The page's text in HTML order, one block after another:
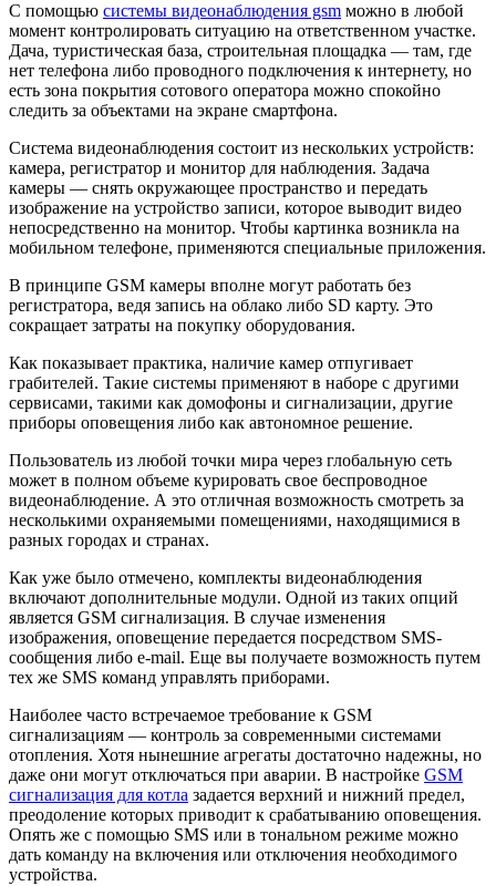
С помощью системы видеонаблюдения gsm можно в любой
момент контролировать ситуацию на ответственном участке.
Дача, туристическая база, строительная площадка — там, где
нет телефона либо проводного подключения к интернету, но
есть зона покрытия сотового оператора можно спокойно
следить за объектами на экране смартфона.
Система видеонаблюдения состоит из нескольких устройств:
камера, регистратор и монитор для наблюдения. Задача
камеры — снять окружающее пространство и передать
изображение на устройство записи, которое выводит видео
непосредственно на монитор. Чтобы картинка возникла на
мобильном телефоне, применяются специальные приложения.
В принципе GSM камеры вполне могут работать без
регистратора, ведя запись на облако либо SD карту. Это
сокращает затраты на покупку оборудования.
Как показывает практика, наличие камер отпугивает
грабителей. Такие системы применяют в наборе с другими
сервисами, такими как домофоны и сигнализации, другие
приборы оповещения либо как автономное решение.
Пользователь из любой точки мира через глобальную сеть
может в полном объеме курировать свое беспроводное
видеонаблюдение. А это отличная возможность смотреть за
несколькими охраняемыми помещениями, находящимися в
разных городах и странах.
Как уже было отмечено, комплекты видеонаблюдения
включают дополнительные модули. Одной из таких опций
является GSM сигнализация. В случае изменения
изображения, оповещение передается посредством SMS-
сообщения либо e-mail. Еще вы получаете возможность путем
тех же SMS команд управлять приборами.
Наиболее часто встречаемое требование к GSM
сигнализациям — контроль за современными системами
отопления. Хотя нынешние агрегаты достаточно надежны, но
даже они могут отключаться при аварии. В настройке GSM
сигнализация для котла задается верхний и нижний предел,
преодоление которых приводит к срабатыванию оповещения.
Опять же с помощью SMS или в тональном режиме можно
дать команду на включения или отключения необходимого
устройства.